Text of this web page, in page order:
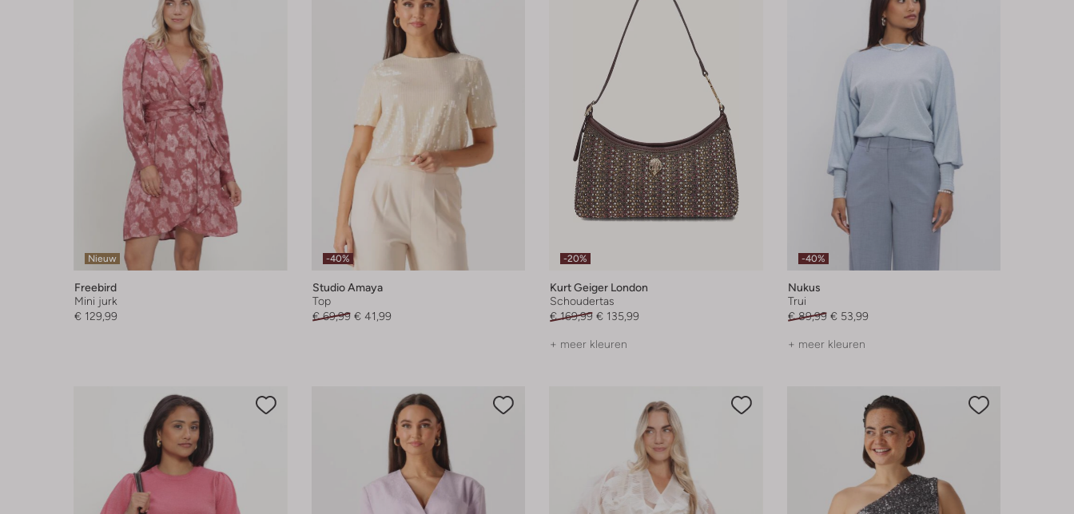
Nieuw
Freebird
Mini jurk
€ 129,99
-40%
Studio Amaya
Top
€ 69,99 € 41,99
-20%
Kurt Geiger London
Schoudertas
€ 169,99 € 135,99
+ meer kleuren
-40%
Nukus
Trui
€ 89,99 € 53,99
+ meer kleuren